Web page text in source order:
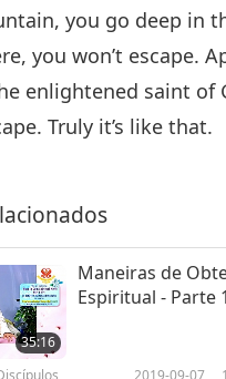
you go deep in
you won’t escape.
enlightened saint of
Truly it’s like that.
35:16
Maneiras de
Espiritual - Parte